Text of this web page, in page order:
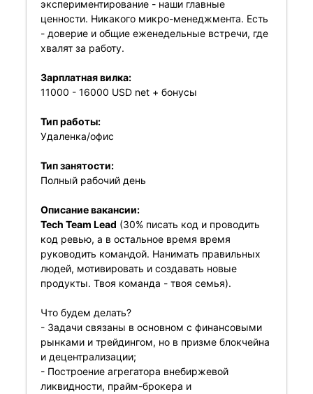
экспериментирование - наши главные
ценности. Никакого микро-менеджмента. Есть
- доверие и общие еженедельные встречи, где
хвалят за работу.
Зарплатная вилка:
11000 - 16000 USD net + бонусы
Тип работы:
Удаленка/офис
Тип занятости:
Полный рабочий день
Описание вакансии:
Tech Team Lead (30% писать код и проводить
код ревью, а в остальное время время
руководить командой. Нанимать правильных
людей, мотивировать и создавать новые
продукты. Твоя команда - твоя семья).
Что будем делать?
- Задачи связаны в основном с финансовыми
рынками и трейдингом, но в призме блокчейна
и децентрализации;
- Построение агрегатора внебиржевой
ликвидности, прайм-брокера и